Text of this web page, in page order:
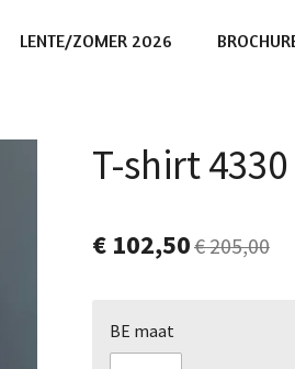
LENTE/ZOMER 2026
T-shirt 4330
€ 102,50€ 205,00
BE maat